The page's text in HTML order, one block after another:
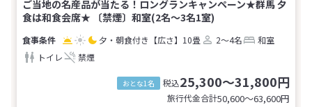
ご当地の名産品が当たる！ロングランキャンペーン★群馬 夕
食は和食会席★ 〔禁煙〕和室(2名～3名1室)
夕・朝食付き 【広さ】10畳 2～4名
和室
トイレ
禁煙
おとな1名 税込25,300～31,800円
旅行代金合計50,600〜63,600円